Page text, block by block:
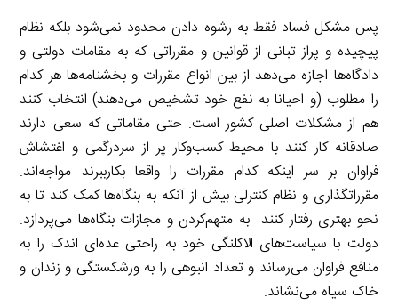
پس مشکل فساد فقط به رشوه دادن محدود نمی‌شود بلکه نظام
پیچیده و پراز تبانی از قوانین و مقرراتی که به مقامات دولتی و
دادگاه‌ها اجازه می‌دهد از بین انواع مقررات و بخشنامه‌ها هر کدام
را مطلوب (و احیانا به نفع خود تشخیص می‌دهند) انتخاب کنند
هم از مشکلات اصلی کشور است. حتی مقاماتی که سعی دارند
صادقانه کار کنند با محیط کسب‌وکار پر از سردرگمی و اغتشاش
فراوان بر سر اینکه کدام مقررات را واقعا بکارببرند مواجه‌اند.
مقرراتگذاری و نظام کنترلی بیش از آنکه به بنگاه‌ها کمک کند تا به
نحو بهتری رفتار کنند به متهم‌کردن و مجازات بنگاه‌ها می‌پردازد.
دولت با سیاست‌های الاکلنگی خود به راحتی عده‌ای اندک را به
منافع فراوان می‌رساند و تعداد انبوهی را به ورشکستگی و زندان و
خاک سیاه می‌نشاند.